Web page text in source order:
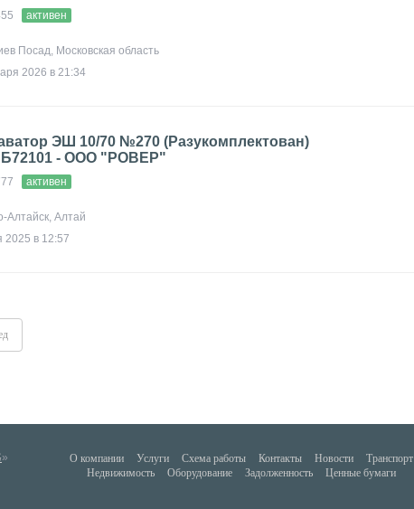
активен
Посад, Московская область
2026 в 21:34
ЭШ 10/70 №270 (Разукомплектован)
Б72101 - ООО "РОВЕР"
активен
Алтайск, Алтай
в 12:57
» О компании Услуги Схема работы Контакты Новости
Транспорт
Недвижимость
Оборудование Задолженность Ценные бумаги